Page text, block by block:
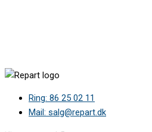
Ring: 86 25 02 11
Mail: salg@repart.dk